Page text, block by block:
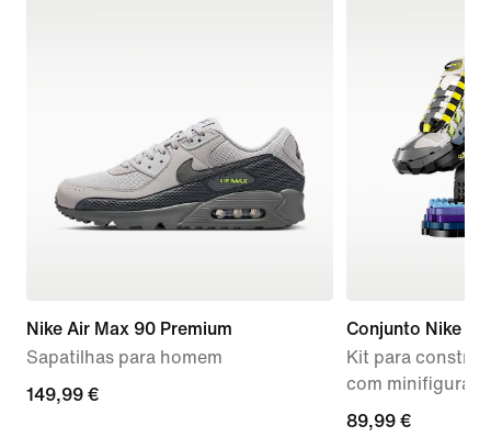
Nike Air Max 90 Premium
Sapatilhas para homem
149,99
149,99 €
Conjunto Nike
Kit para
com minifigura
89,99
89,99 €